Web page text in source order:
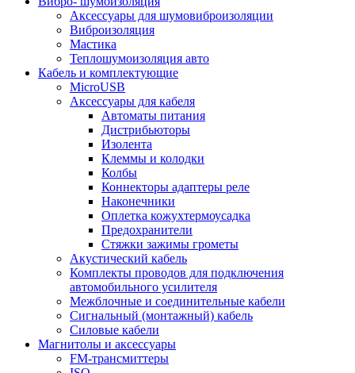
Аксессуары для шумовиброизоляции
Виброизоляция
Мастика
Теплошумоизоляция авто
Кабель и комплектующие
MicroUSB
Аксессуары для кабеля
Автоматы питания
Дистрибьюторы
Изолента
Клеммы и колодки
Колбы
Коннекторы адаптеры реле
Наконечники
Оплетка кожухтермоусадка
Предохранители
Стяжки зажимы грометы
Акустический кабель
Комплекты проводов для подключения
автомобильного усилителя
Межблочные и соединительные кабели
Сигнальный (монтажный) кабель
Силовые кабели
Магнитолы и аксессуары
FM-трансмиттеры